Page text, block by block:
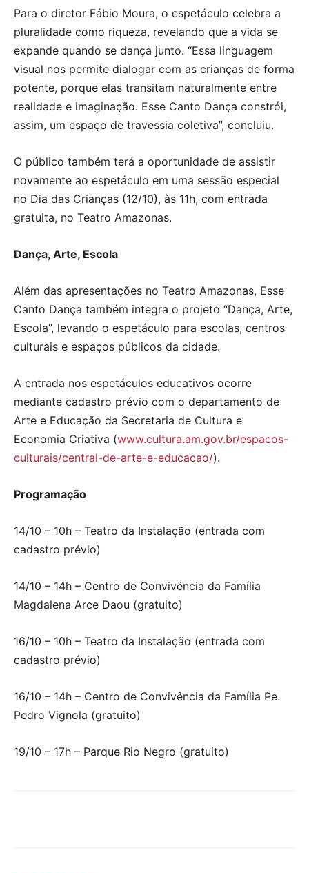
Para o diretor Fábio Moura, o espetáculo celebra a
pluralidade como riqueza, revelando que a vida se
expande quando se dança junto. “Essa linguagem
visual nos permite dialogar com as crianças de forma
potente, porque elas transitam naturalmente entre
realidade e imaginação. Esse Canto Dança constrói,
assim, um espaço de travessia coletiva”, concluiu.
O público também terá a oportunidade de assistir
novamente ao espetáculo em uma sessão especial
no Dia das Crianças (12/10), às 11h, com entrada
gratuita, no Teatro Amazonas.
Dança, Arte, Escola
Além das apresentações no Teatro Amazonas, Esse
Canto Dança também integra o projeto “Dança, Arte,
Escola”, levando o espetáculo para escolas, centros
culturais e espaços públicos da cidade.
A entrada nos espetáculos educativos ocorre
mediante cadastro prévio com o departamento de
Arte e Educação da Secretaria de Cultura e
Economia Criativa (www.cultura.am.gov.br/espacos-
culturais/central-de-arte-e-educacao/).
Programação
14/10 – 10h – Teatro da Instalação (entrada com
cadastro prévio)
14/10 – 14h – Centro de Convivência da Família
Magdalena Arce Daou (gratuito)
16/10 – 10h – Teatro da Instalação (entrada com
cadastro prévio)
16/10 – 14h – Centro de Convivência da Família Pe.
Pedro Vignola (gratuito)
19/10 – 17h – Parque Rio Negro (gratuito)